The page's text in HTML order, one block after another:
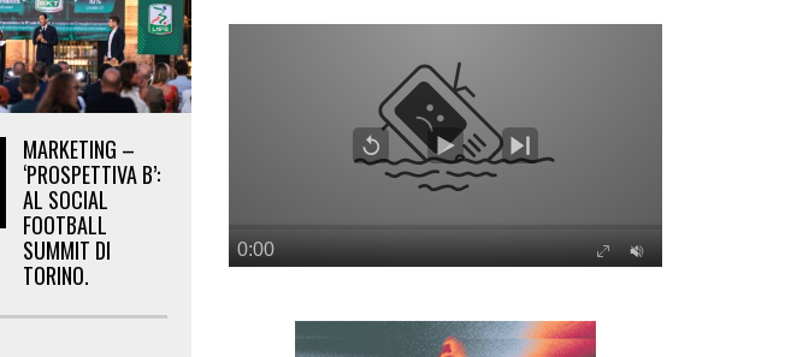
MARKETING –
‘PROSPETTIVA B’:
AL SOCIAL
FOOTBALL
SUMMIT DI
TORINO.